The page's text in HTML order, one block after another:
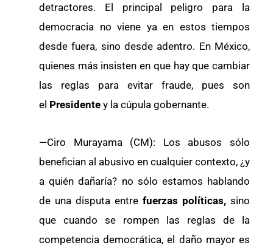
detractores. El principal peligro para la
democracia no viene ya en estos tiempos
desde fuera, sino desde adentro. En México,
quienes más insisten en que hay que cambiar
las reglas para evitar fraude, pues son
el Presidente y la cúpula gobernante.
—Ciro Murayama (CM): Los abusos sólo
benefician al abusivo en cualquier contexto, ¿y
a quién dañaría? no sólo estamos hablando
de una disputa entre fuerzas políticas, sino
que cuando se rompen las reglas de la
competencia democrática, el daño mayor es